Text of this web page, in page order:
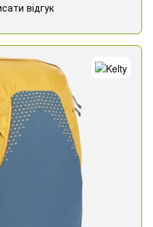
відгук